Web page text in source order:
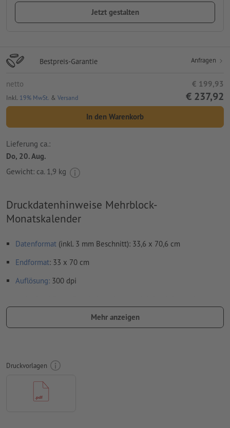
Jetzt gestalten
Bestpreis-Garantie Anfragen
netto € 199,93
Inkl. 19% MwSt. & Versand € 237,92
In den Warenkorb
Lieferung ca.:
Do, 20. Aug.
Gewicht: ca. 1,9 kg
Druckdatenhinweise Mehrblock-
Monatskalender
Datenformat (inkl. 3 mm Beschnitt): 33,6 x 70,6 cm
Endformat: 33 x 70 cm
Auflösung: 300 dpi
Schriftenmüssen vollständig eingebettet oder in Kurven
Farbmodus:CMYK, FOGRA51 (PSO Coated v3) für gestrichene
Papiere, FOGRA52 (PSO Uncoated v3 FOGRA52) für
ungestrichene Papiere
Rechtschreib- und Satzfehler
Mehr anzeigen
Druckvorlagen